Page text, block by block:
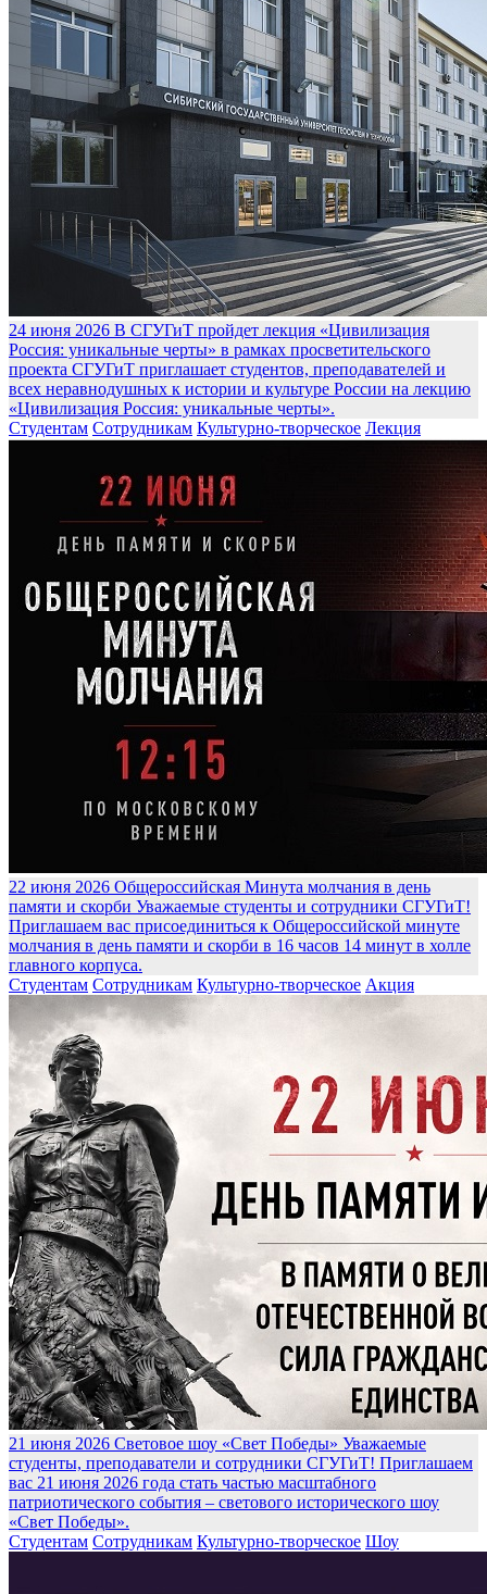
24 июня 2026 В СГУГиТ пройдет лекция «Цивилизация
Россия: уникальные черты» в рамках просветительского
проекта СГУГиТ приглашает студентов, преподавателей и
всех неравнодушных к истории и культуре России на лекцию
«Цивилизация Россия: уникальные черты».
Студентам Сотрудникам Культурно-творческое Лекция
22 июня 2026 Общероссийская Минута молчания в день
памяти и скорби Уважаемые студенты и сотрудники СГУГиТ!
Приглашаем вас присоединиться к Общероссийской минуте
молчания в день памяти и скорби в 16 часов 14 минут в холле
главного корпуса.
Студентам Сотрудникам Культурно-творческое Акция
21 июня 2026 Световое шоу «Свет Победы» Уважаемые
студенты, преподаватели и сотрудники СГУГиТ! Приглашаем
вас 21 июня 2026 года стать частью масштабного
патриотического события – светового исторического шоу
«Свет Победы».
Студентам Сотрудникам Культурно-творческое Шоу